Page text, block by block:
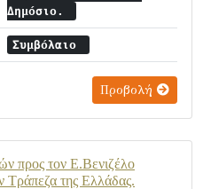
Δημόσιο.
Συμβόλαιο
Προβολή
προς τον Ε.Βενιζέλο
Τράπεζα της Ελλάδας.